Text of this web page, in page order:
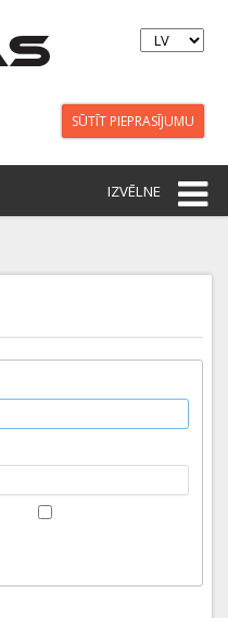
SŪTĪT PIEPRASĪJUMU
IZVĒLNE